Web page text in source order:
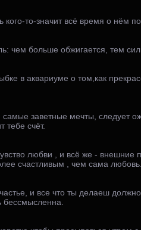
кого-то-значит всё время о нём
чем больше обжигается, тем
в аквариуме о том,как
самые заветные мечты, следует
тебе счёт.
любви , и всё же - внешние
счастливым , чем сама
и все что ты делаеш
бессмысленна.